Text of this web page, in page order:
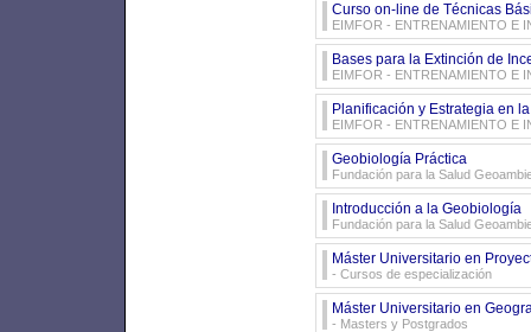
Curso on-line de Técnicas
EIMFOR - ENTRENAMIENTO E
Bases para la Extinción de
EIMFOR - ENTRENAMIENTO E
Planificación y Estrategia en
EIMFOR - ENTRENAMIENTO E
Geobiología Práctica
Fundación para la Salud
Introducción a la Geobiología
Fundación para la Salud
Máster Universitario en
- Cursos de especialización
Máster Universitario en
- Masters y Postgrados